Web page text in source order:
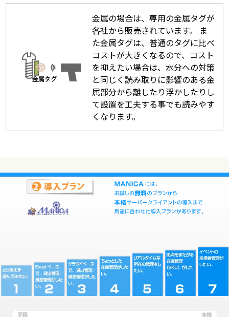
金属の場合は、専用の金属タグが
各社から販売されています。 ま
た金属タグは、普通のタグに比べ
コストが大きくなるので、コスト
を抑えたい場合は、水分への対策
と同じく読み取りに影響のある金
属部分から離したり浮かしたりし
て設置を工夫する事でも読みやす
くなります。